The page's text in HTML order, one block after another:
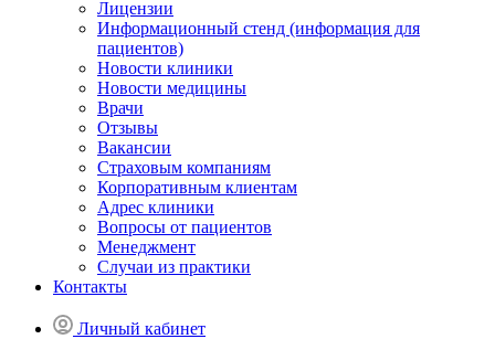
Лицензии
Информационный стенд (информация для
пациентов)
Новости клиники
Новости медицины
Врачи
Отзывы
Вакансии
Страховым компаниям
Корпоративным клиентам
Адрес клиники
Вопросы от пациентов
Менеджмент
Случаи из практики
Контакты
Личный кабинет